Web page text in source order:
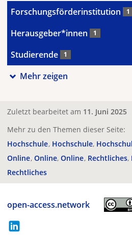
Forschungsförderinstitution 1
Herausgeber*innen 1
Studierende 1
Mehr zeigen
Zuletzt bearbeitet am 11. Juni 2025
Mehr zu den Themen dieser Seite:
Hochschule Hochschule
Online Online Online Rechtliches
Rechtliches
open-access.network